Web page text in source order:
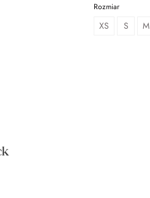
Rozmiar
XS S M